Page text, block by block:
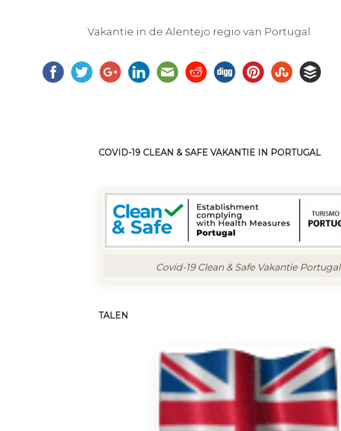
Vakantie in de Alentejo regio van Portugal
COVID-19 CLEAN & SAFE VAKANTIE IN PORTUGAL
Covid-19 Clean & Safe Vakantie Portugal
TALEN